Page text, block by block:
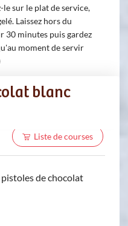
le sur le plat de service,
Laissez hors du
30 minutes puis gardez
moment de servir
blanc
Liste de courses
de chocolat